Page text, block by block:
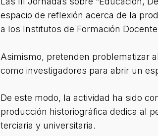
espacio de reflexión acerca de la
a los Institutos de Formación
Asimismo, pretenden problematizar
como investigadores para abrir un
De este modo, la actividad ha sido
producción historiográfica dedica al
terciaria y universitaria.